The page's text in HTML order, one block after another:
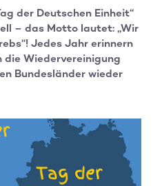
der Deutschen Einheit“
– das Motto lautet: „Wir
Jedes Jahr erinnern
die Wiedervereinigung
Bundesländer wieder